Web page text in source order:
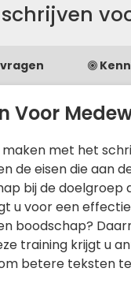
Voor
met het
de eisen die aan
bij de doelgroep
u voor een
boodschap?
training krijgt u
betere teksten